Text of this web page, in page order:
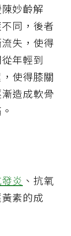
妙齡解
同，後者
失，使得
年輕到
使得膝關
造成軟骨
炎 、抗氧
素的成